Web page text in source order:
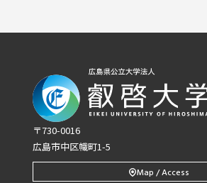
〒730-0016
広島市中区幟町1-5
Map / Access